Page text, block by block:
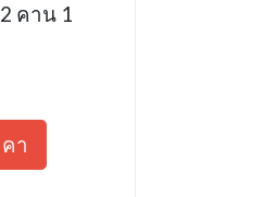
คาน 1
า